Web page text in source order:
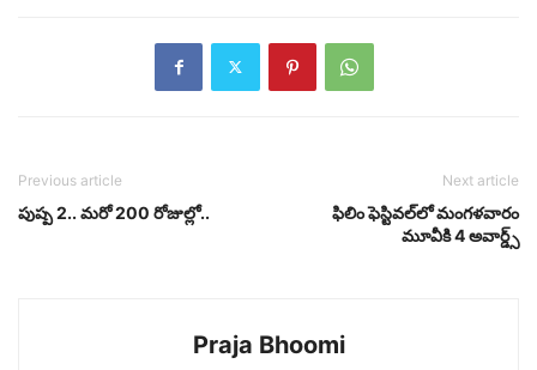
Previous article
పుష్ప 2.. మరో 200 రోజుల్లో..
Next article
ఫిలిం ఫెస్టివల్‌లో మంగళవారం
మూవీకి 4 అవార్డ్స్
Praja Bhoomi